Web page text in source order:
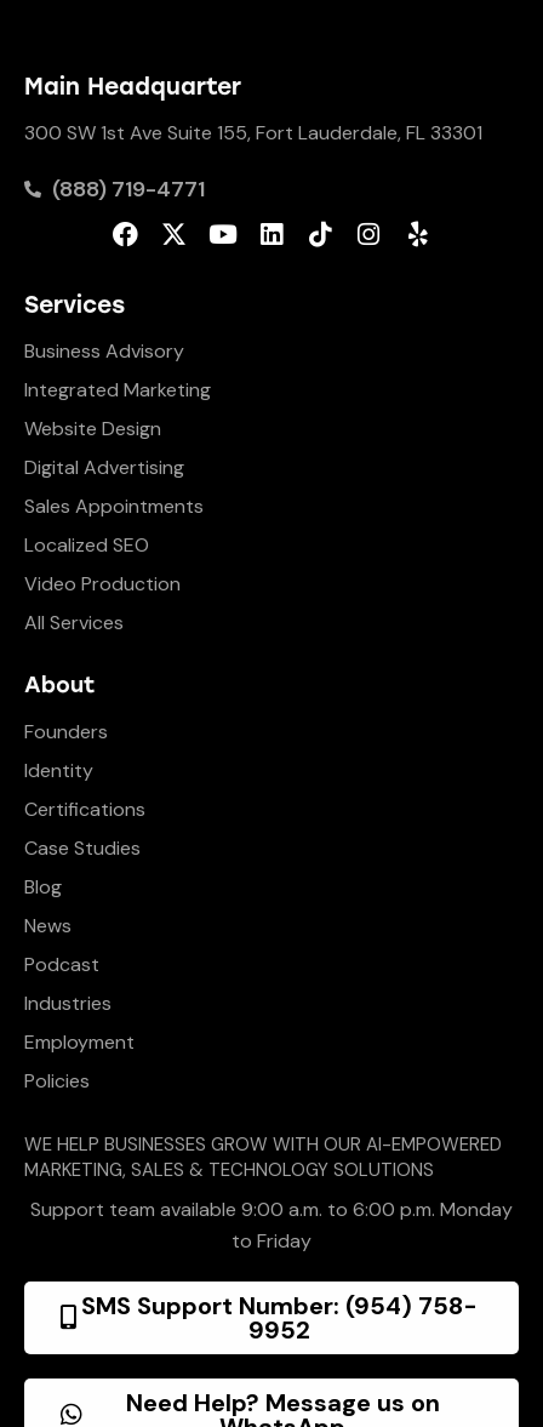
Main Headquarter
300 SW 1st Ave Suite 155, Fort Lauderdale, FL 33301
(888) 719-4771
Services
Business Advisory
Integrated Marketing
Website Design
Digital Advertising
Sales Appointments
Localized SEO
Video Production
All Services
About
Founders
Identity
Certifications
Case Studies
Blog
News
Podcast
Industries
Employment
Policies
WE HELP BUSINESSES GROW WITH OUR AI-EMPOWERED
MARKETING, SALES & TECHNOLOGY SOLUTIONS
Support team available 9:00 a.m. to 6:00 p.m. Monday
to Friday
SMS Support Number: (954) 758-
9952
Need Help? Message us on